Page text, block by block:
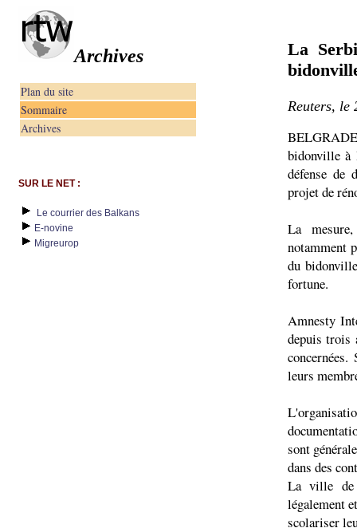
Archives
Plan du site
Sommaire
Archives
SUR LE NET :
Le courrier des Balkans
E-novine
Migreurop
La
Reuters, le
bidonville à
défense de
projet de
La
notamment
du
fortune.
Amnesty
depuis trois
leurs
sont
dans des
La ville de
légalement
scolariser